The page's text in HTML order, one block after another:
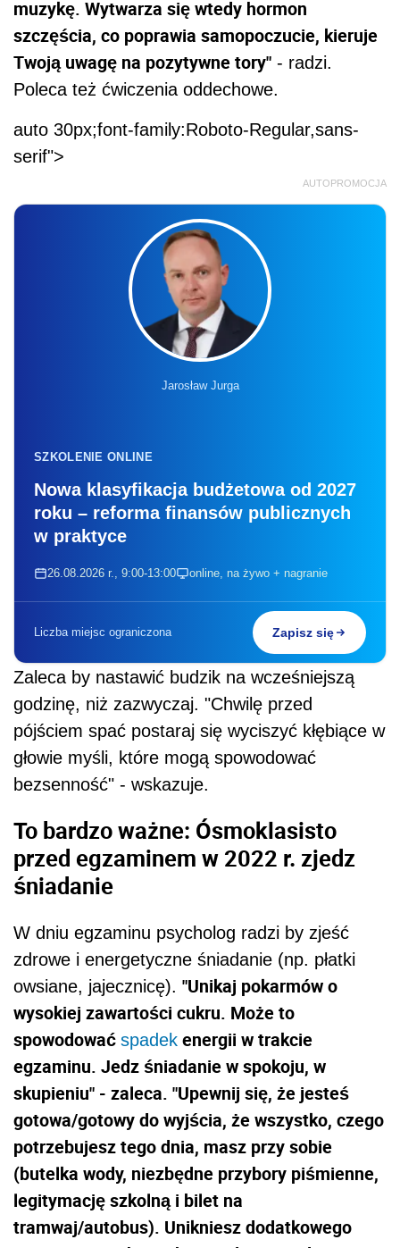
muzykę. Wytwarza się wtedy hormon
szczęścia, co poprawia samopoczucie, kieruje
Twoją uwagę na pozytywne tory" - radzi.
Poleca też ćwiczenia oddechowe.
auto 30px;font-family:Roboto-Regular,sans-
serif">
AUTOPROMOCJA
Jarosław Jurga
SZKOLENIE ONLINE
Nowa klasyfikacja budżetowa od 2027
roku – reforma finansów publicznych
w praktyce
26.08.2026 r., 9:00-13:00 online, na żywo + nagranie
Liczba miejsc ograniczona Zapisz się
Zaleca by nastawić budzik na wcześniejszą
godzinę, niż zazwyczaj. "Chwilę przed
pójściem spać postaraj się wyciszyć kłębiące w
głowie myśli, które mogą spowodować
bezsenność" - wskazuje.
To bardzo ważne: Ósmoklasisto
przed egzaminem w 2022 r. zjedz
śniadanie
W dniu egzaminu psycholog radzi by zjeść
zdrowe i energetyczne śniadanie (np. płatki
owsiane, jajecznicę). "Unikaj pokarmów o
wysokiej zawartości cukru. Może to
spowodować spadek energii w trakcie
egzaminu. Jedz śniadanie w spokoju, w
skupieniu" - zaleca. "Upewnij się, że jesteś
gotowa/gotowy do wyjścia, że wszystko, czego
potrzebujesz tego dnia, masz przy sobie
(butelka wody, niezbędne przybory piśmienne,
legitymację szkolną i bilet na
tramwaj/autobus). Unikniesz dodatkowego